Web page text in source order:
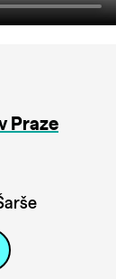
Praze